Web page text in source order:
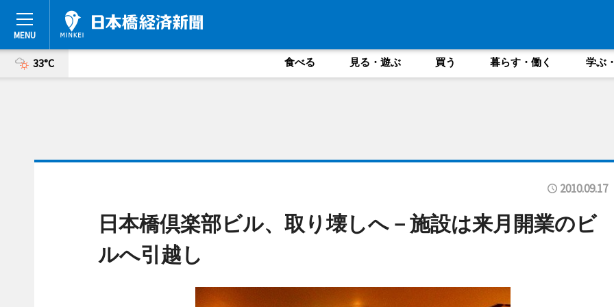
33°C 食べる 見る・遊ぶ 買う 暮らす・働く 学ぶ
2010.09.17
日本橋倶楽部ビル、取り壊しへ－施設は来月開業のビ
ルへ引越し